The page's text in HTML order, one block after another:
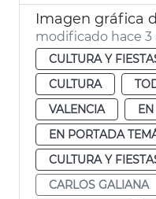
Imagen gráfica
modificado hace 3
CULTURA Y
CULTURA
VALENCIA
EN PORTADA
CULTURA Y
CARLOS GALIANA